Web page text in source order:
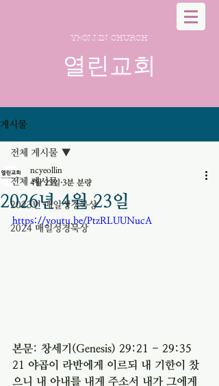
YEOLLIN CHURCH
열린교회
게시물
전체 게시물
2023년 매일성경묵상
2024 매일성경묵상
전체 게시물
2026년 4월 23일
ncyeollin
4월 23일 3분 분량
https://youtu.be/PtzRLUUNucA
본문: 창세기(Genesis) 29:21 - 29:35
21 야곱이 라반에게 이르되 내 기한이 찼
으니 내 아내를 내게 주소서 내가 그에게